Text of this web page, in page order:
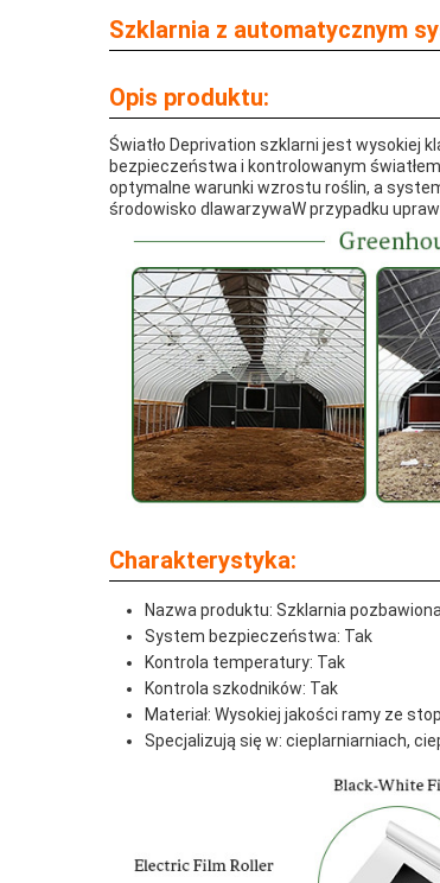
Szklarnia z automatycznym
Opis produktu:
Światło Deprivation szklarni jest wysokiej
bezpieczeństwa i kontrolowanym
optymalne warunki wzrostu roślin, a
środowisko dlawarzywaW przypadku
Charakterystyka:
Nazwa produktu: Szklarnia
System bezpieczeństwa: Tak
Kontrola temperatury: Tak
Kontrola szkodników: Tak
Materiał: Wysokiej jakości ramy ze
Specjalizują się w: cieplarniarniach,